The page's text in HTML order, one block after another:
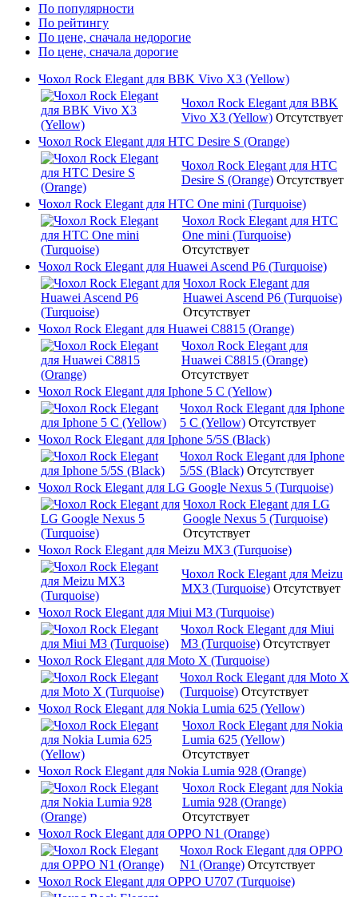
По популярности
По рейтингу
По цене, сначала недорогие
По цене, сначала дорогие
Чохол Rock Elegant для BBK Vivo X3 (Yellow)
Чохол Rock Elegant для BBK
Vivo X3 (Yellow) Отсутствует
Чохол Rock Elegant для HTC Desire S (Orange)
Чохол Rock Elegant для HTC
Desire S (Orange) Отсутствует
Чохол Rock Elegant для HTC One mini (Turquoise)
Чохол Rock Elegant для HTC
One mini (Turquoise)
Отсутствует
Чохол Rock Elegant для Huawei Ascend P6 (Turquoise)
Чохол Rock Elegant для
Huawei Ascend P6 (Turquoise)
Отсутствует
Чохол Rock Elegant для Huawei C8815 (Orange)
Чохол Rock Elegant для
Huawei C8815 (Orange)
Отсутствует
Чохол Rock Elegant для Iphone 5 C (Yellow)
Чохол Rock Elegant для Iphone
5 C (Yellow) Отсутствует
Чохол Rock Elegant для Iphone 5/5S (Black)
Чохол Rock Elegant для Iphone
5/5S (Black) Отсутствует
Чохол Rock Elegant для LG Google Nexus 5 (Turquoise)
Чохол Rock Elegant для LG
Google Nexus 5 (Turquoise)
Отсутствует
Чохол Rock Elegant для Meizu MX3 (Turquoise)
Чохол Rock Elegant для Meizu
MX3 (Turquoise) Отсутствует
Чохол Rock Elegant для Miui M3 (Turquoise)
Чохол Rock Elegant для Miui
M3 (Turquoise) Отсутствует
Чохол Rock Elegant для Moto X (Turquoise)
Чохол Rock Elegant для Moto X
(Turquoise) Отсутствует
Чохол Rock Elegant для Nokia Lumia 625 (Yellow)
Чохол Rock Elegant для Nokia
Lumia 625 (Yellow)
Отсутствует
Чохол Rock Elegant для Nokia Lumia 928 (Orange)
Чохол Rock Elegant для Nokia
Lumia 928 (Orange)
Отсутствует
Чохол Rock Elegant для OPPO N1 (Orange)
Чохол Rock Elegant для OPPO
N1 (Orange) Отсутствует
Чохол Rock Elegant для OPPO U707 (Turquoise)